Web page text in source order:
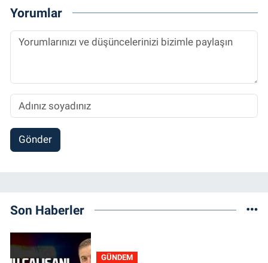
Yorumlar
Gönder
Son Haberler
GÜNDEM